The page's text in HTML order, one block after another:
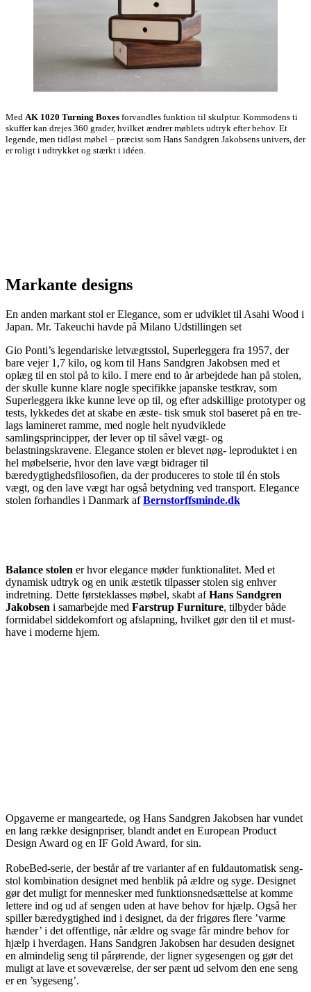
Med AK 1020 Turning Boxes forvandles funktion til skulptur. Kommodens ti
skuffer kan drejes 360 grader, hvilket ændrer møblets udtryk efter behov. Et
legende, men tidløst møbel – præcist som Hans Sandgren Jakobsens univers, der
er roligt i udtrykket og stærkt i idéen.
Markante designs
En anden markant stol er Elegance, som er udviklet til Asahi Wood i
Japan. Mr. Takeuchi havde på Milano Udstillingen set
Gio Ponti’s legendariske letvægtsstol, Superleggera fra 1957, der
bare vejer 1,7 kilo, og kom til Hans Sandgren Jakobsen med et
oplæg til en stol på to kilo. I mere end to år arbejdede han på stolen,
der skulle kunne klare nogle specifikke japanske testkrav, som
Superleggera ikke kunne leve op til, og efter adskillige prototyper og
tests, lykkedes det at skabe en æste- tisk smuk stol baseret på en tre-
lags lamineret ramme, med nogle helt nyudviklede
samlingsprincipper, der lever op til såvel vægt- og
belastningskravene. Elegance stolen er blevet nøg- leproduktet i en
hel møbelserie, hvor den lave vægt bidrager til
bæredygtighedsfilosofien, da der produceres to stole til én stols
vægt, og den lave vægt har også betydning ved transport. Elegance
stolen forhandles i Danmark afBernstorffsminde.dk
Balance stolen er hvor elegance møder funktionalitet. Med et
dynamisk udtryk og en unik æstetik tilpasser stolen sig enhver
indretning. Dette førsteklasses møbel, skabt afHans Sandgren
Jakobsen i samarbejde med Farstrup Furniture, tilbyder både
formidabel siddekomfort og afslapning, hvilket gør den til et must-
have i moderne hjem.
Opgaverne er mangeartede, og Hans Sandgren Jakobsen har vundet
en lang række designpriser, blandt andet en European Product
Design Award og en IF Gold Award, for sin.
RobeBed-serie, der består af tre varianter af en fuldautomatisk seng-
stol kombination designet med henblik på ældre og syge. Designet
gør det muligt for mennesker med funktionsnedsættelse at komme
lettere ind og ud af sengen uden at have behov for hjælp. Også her
spiller bæredygtighed ind i designet, da der frigøres flere ’varme
hænder’ i det offentlige, når ældre og svage får mindre behov for
hjælp i hverdagen. Hans Sandgren Jakobsen har desuden designet
en almindelig seng til pårørende, der ligner sygesengen og gør det
muligt at lave et soveværelse, der ser pænt ud selvom den ene seng
er en ’sygeseng’.